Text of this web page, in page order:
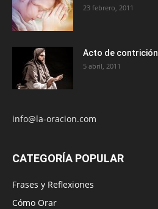
23 febrero, 2011
Acto de contrición
5 abril, 2011
info@la-oracion.com
CATEGORÍA POPULAR
Frases y Reflexiones
Cómo Orar